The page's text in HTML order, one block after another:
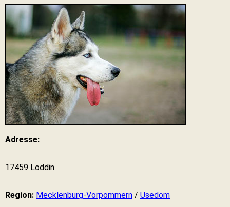
Adresse:
17459 Loddin
Region: Mecklenburg-Vorpommern / Usedom